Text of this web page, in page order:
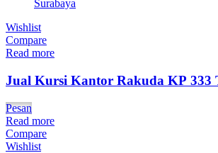
Wishlist
Compare
Read more
Jual Kursi Kantor Rakuda KP 333
Pesan
Read more
Compare
Wishlist